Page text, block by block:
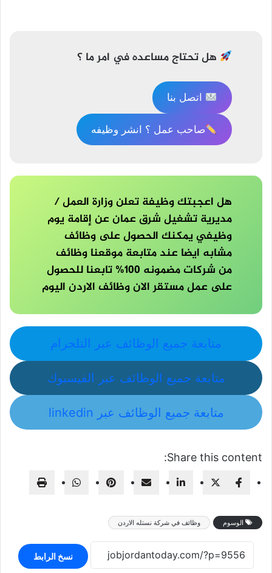
هل تحتاج مساعده في امر ما ؟
اتصل بنا
صاحب عمل ؟ انشر وظيفه
هل اعجبتك وظيفة تعلن وزارة العمل /
مديرية تشغيل شرق عمان عن إقامة يوم
وظيفي يمكنك الحصول على وظائف
مشابه ايضا عند متابعة موقعنا وظائف
من شركات مضمونه 100% تابعنا للحصول
على عمل مستقر الان وظائف الاردن اليوم
متابعة جميع الوظائف عبر التلجرام
متابعة جميع الوظائف عبر الفيسبوك
متابعة جميع الوظائف عبر linkedin
Share this content:
الوسوم وظائف في شركة نستله الاردن
نسخ الرابط